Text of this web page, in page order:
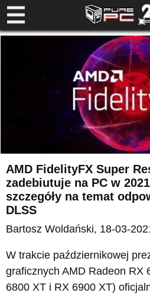
AMD FidelityFX Super
zadebiutuje na PC w
szczegóły na temat
DLSS
Bartosz Woldański, 18-03-
W trakcie październikowej
graficznych AMD Radeon RX
6800 XT i RX 6900 XT)